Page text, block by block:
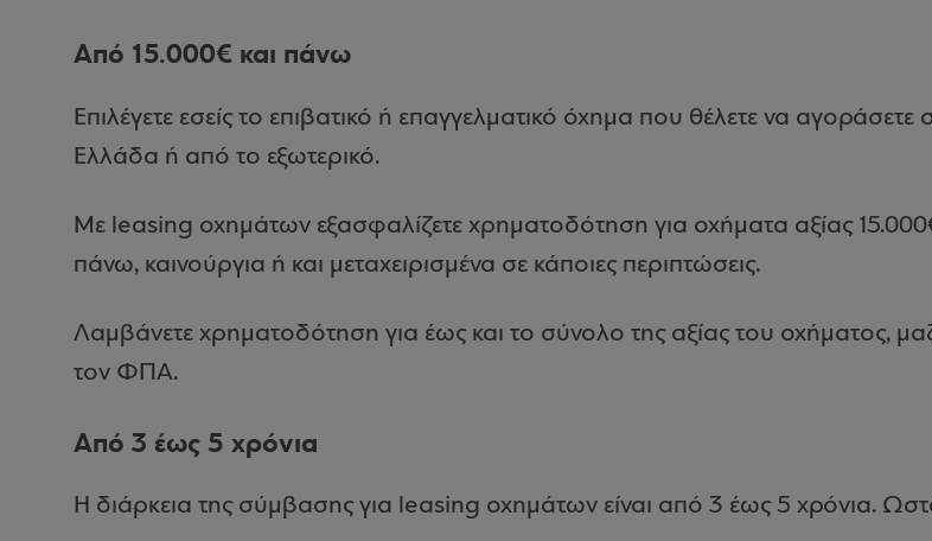
Από 15.000€ και πάνω
Επιλέγετε εσείς το επιβατικό ή επαγγελματικό όχημα που θέλετε να αγοράσετε
Ελλάδα ή από το εξωτερικό.
Με leasing οχημάτων εξασφαλίζετε χρηματοδότηση για οχήματα αξίας
πάνω, καινούργια ή και μεταχειρισμένα σε κάποιες περιπτώσεις.
Λαμβάνετε χρηματοδότηση για έως και το σύνολο της αξίας του οχήματος,
τον ΦΠΑ.
Από 3 έως 5 χρόνια
Η διάρκεια της σύμβασης για leasing οχημάτων είναι από 3 έως 5 χρόνια.